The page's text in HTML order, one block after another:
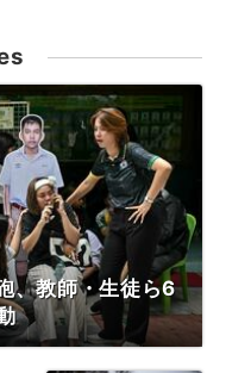
、教師・生徒ら6